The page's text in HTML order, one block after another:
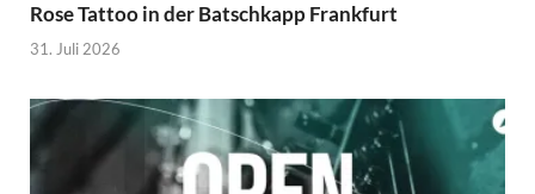
Rose Tattoo in der Batschkapp Frankfurt
31. Juli 2026